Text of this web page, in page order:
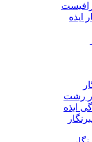
ایذه
رشت
ایذه